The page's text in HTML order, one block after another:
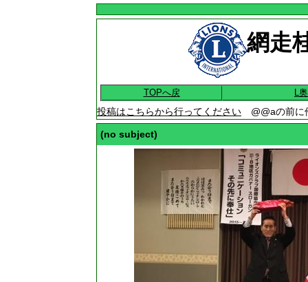
網走
TOPへ戻 L
投稿はこちらから行ってください @@aの前に
(no subject)